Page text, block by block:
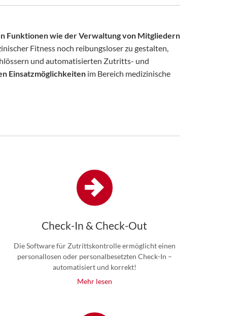
Funktionen wie der Verwaltung von Mitgliedern
Fitness noch reibungsloser zu gestalten,
und automatisierten Zutritts- und
Einsatzmöglichkeiten im Bereich medizinische
Check-In & Check-Out
Die Software für Zutrittskontrolle ermöglicht einen
personallosen oder personalbesetzten Check-In –
automatisiert und korrekt!
Mehr lesen